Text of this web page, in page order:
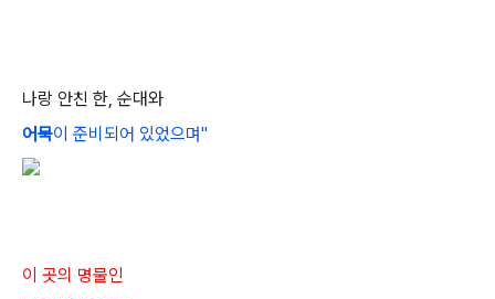
나랑 안친 한, 순대와
어묵이 준비되어 있었으며"
이 곳의 명물인